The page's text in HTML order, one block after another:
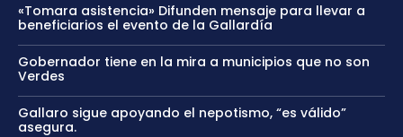
«Tomara asistencia» Difunden mensaje para llevar a
beneficiarios el evento de la Gallardía
Gobernador tiene en la mira a municipios que no son
Verdes
Gallaro sigue apoyando el nepotismo, “es válido”
asegura.